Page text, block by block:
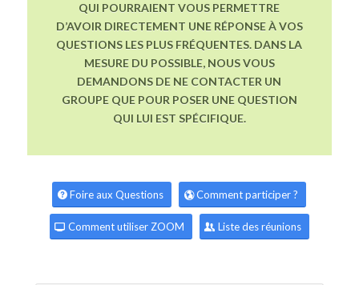
QUI POURRAIENT VOUS PERMETTRE
D’AVOIR DIRECTEMENT UNE RÉPONSE À VOS
QUESTIONS LES PLUS FRÉQUENTES. DANS LA
MESURE DU POSSIBLE, NOUS VOUS
DEMANDONS DE NE CONTACTER UN
GROUPE QUE POUR POSER UNE QUESTION
QUI LUI EST SPÉCIFIQUE.
Foire aux Questions Comment participer ?
Comment utiliser ZOOM Liste des réunions